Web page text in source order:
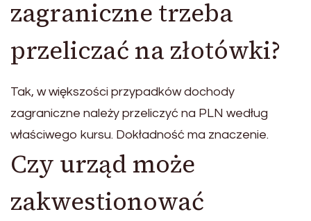
zagraniczne trzeba
przeliczać na złotówki?
Tak, w większości przypadków dochody
zagraniczne należy przeliczyć na PLN według
właściwego kursu. Dokładność ma znaczenie.
Czy urząd może
zakwestionować